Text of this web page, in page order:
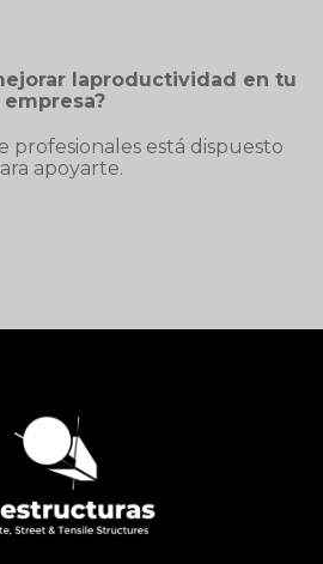
laproductividad en tu
empresa?
profesionales está dispuesto
apoyarte.